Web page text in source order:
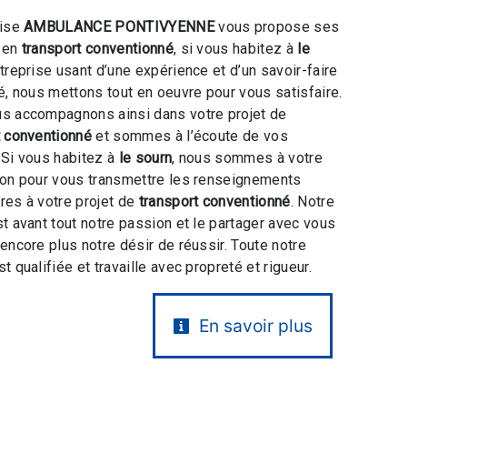
AMBULANCE PONTIVYENNEvous propose ses
transport conventionné, si vous habitez à le
usant d’une expérience et d’un savoir-faire
nous mettons tout en oeuvre pour vous satisfaire.
accompagnons ainsi dans votre projet de
et sommes à l’écoute de vos
vous habitez à le sourn, nous sommes à votre
pour vous transmettre les renseignements
à votre projet de transport conventionné. Notre
avant tout notre passion et le partager avec vous
plus notre désir de réussir. Toute notre
qualifiée et travaille avec propreté et rigueur.
En savoir plus